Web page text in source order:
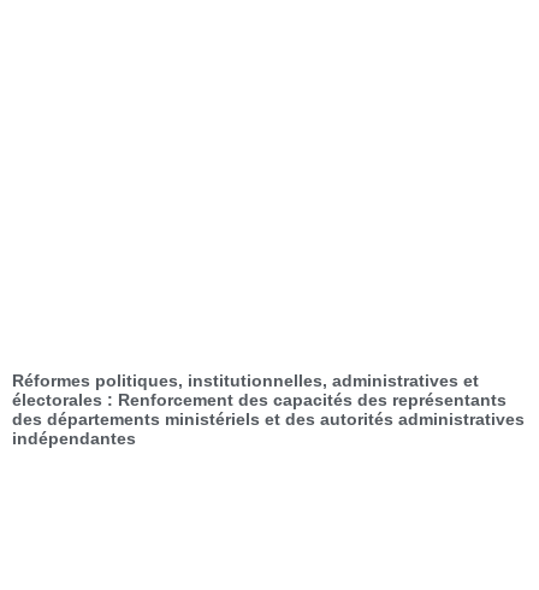
Réformes politiques, institutionnelles, administratives et
électorales : Renforcement des capacités des représentants
des départements ministériels et des autorités administratives
indépendantes